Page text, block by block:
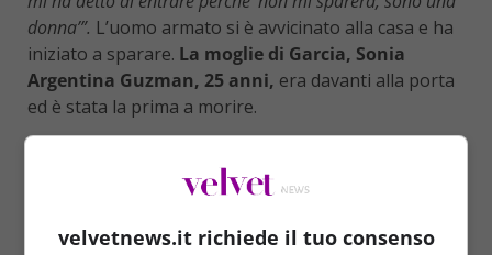
donna’”. L’uomo armato si è avvicinato alla casa e ha
iniziato a sparare. La moglie di Garcia, Sonia
Argentina Guzman, 25 anni, era davanti alla porta
ed è stata la prima a morire.
velvetnews.it richiede il tuo consenso